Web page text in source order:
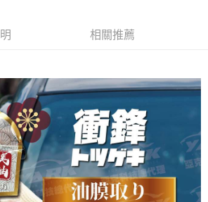
、不需綁卡、不需儲值。
簡訊認證，即可結帳。
務後，再付款。
帳流程】
先享後付」後，將跳轉至「AFTEE先享後付」
並確認金額後，即可完成結帳。
收到繳費通知簡訊。
天內，點擊此簡訊中的連結，可透過四大超商／
含以上)免運費
含以上)免運費
相關推薦